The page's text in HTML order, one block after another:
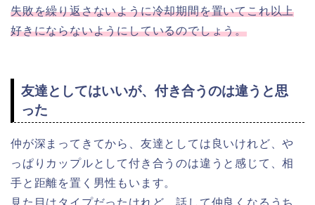
失敗を繰り返さないように冷却期間を置いてこれ以上
好きにならないようにしているのでしょう。
友達としてはいいが、付き合うのは違うと思
った
仲が深まってきてから、友達としては良いけれど、や
っぱりカップルとして付き合うのは違うと感じて、相
手と距離を置く男性もいます。
見た目はタイプだったけれど、話して仲良くなるうち